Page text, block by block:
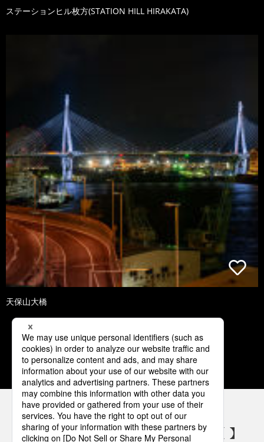
ステーションヒル枚方(STATION HILL HIRAKATA)
天保山大橋
1 2 3 4 5
パナソニックの電気設備 SNSアカウント